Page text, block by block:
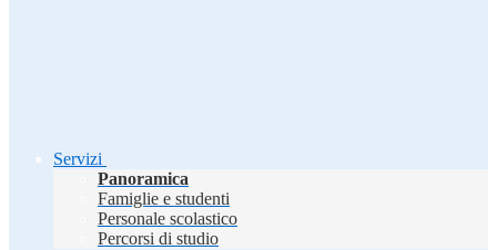
Servizi
Panoramica
Famiglie e studenti
Personale scolastico
Percorsi di studio